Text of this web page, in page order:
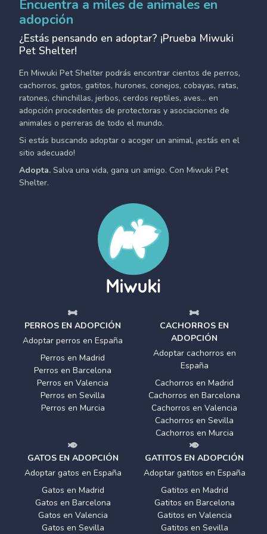
Encuentra a miles de animales en
adopción
¿Estás pensando en adoptar? ¡Prueba Miwuki
Pet Shelter!
En Miwuki Pet Shelter podrás encontrar cientos de perros,
cachorros, gatos, gatitos, hurones, conejos, cobayas, ratas,
ratones, chinchillas, jerbos, cerdos reptiles, aves... en
adopción procedentes de protectoras y asociaciones de
animales o perreras de todo el mundo.
Si estás buscando adoptar o acoger un animal, ¡estás en el
sitio adecuado!
Adopta. Salva una vida, gana un amigo. Con Miwuki Pet
Shelter.
PERROS EN ADOPCIÓN
Adoptar perros en España
Perros en Madrid
Perros en Barcelona
Perros en Valencia
Perros en Sevilla
Perros en Murcia
CACHORROS EN
ADOPCIÓN
Adoptar cachorros en
España
Cachorros en Madrid
Cachorros en Barcelona
Cachorros en Valencia
Cachorros en Sevilla
Cachorros en Murcia
GATOS EN ADOPCIÓN
Adoptar gatos en España
Gatos en Madrid
Gatos en Barcelona
Gatos en Valencia
Gatos en Sevilla
GATITOS EN ADOPCIÓN
Adoptar gatitos en España
Gatitos en Madrid
Gatitos en Barcelona
Gatitos en Valencia
Gatitos en Sevilla